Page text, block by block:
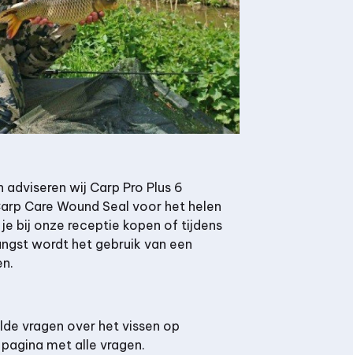
wij Carp Pro Plus 6
Care Wound Seal voor het helen
bij onze receptie kopen of tijdens
wordt het gebruik van een
vragen over het vissen op
met alle vragen.